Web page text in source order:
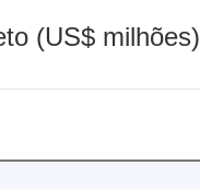
(US$ milhões)